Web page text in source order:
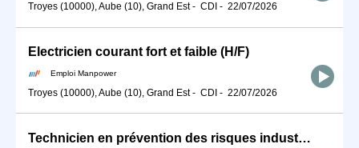
Troyes (10000), Aube (10), Grand Est- CDI - 22/07/2026
Electricien courant fort et faible (H/F)
Emploi Manpower
Troyes (10000), Aube (10), Grand Est- CDI - 22/07/2026
Technicien en prévention des risques industriels / professionnels (H/F)